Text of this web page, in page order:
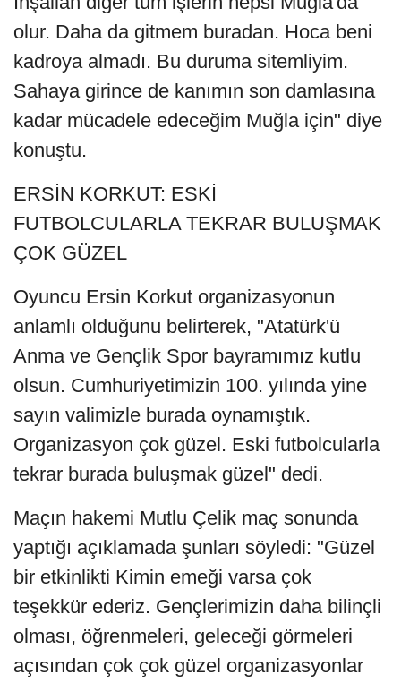
olur. Daha da gitmem buradan. Hoca beni
kadroya almadı. Bu duruma sitemliyim.
Sahaya girince de kanımın son damlasına
kadar mücadele edeceğim Muğla için" diye
konuştu.
ERSİN KORKUT: ESKİ
FUTBOLCULARLA TEKRAR BULUŞMAK
ÇOK GÜZEL
Oyuncu Ersin Korkut organizasyonun
anlamlı olduğunu belirterek, "Atatürk'ü
Anma ve Gençlik Spor bayramımız kutlu
olsun. Cumhuriyetimizin 100. yılında yine
sayın valimizle burada oynamıştık.
Organizasyon çok güzel. Eski futbolcularla
tekrar burada buluşmak güzel" dedi.
Maçın hakemi Mutlu Çelik maç sonunda
yaptığı açıklamada şunları söyledi: "Güzel
bir etkinlikti Kimin emeği varsa çok
teşekkür ederiz. Gençlerimizin daha bilinçli
olması, öğrenmeleri, geleceği görmeleri
açısından çok çok güzel organizasyonlar